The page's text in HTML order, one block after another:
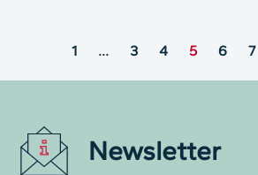
1 … 3 4 5 6 7
Newsletter